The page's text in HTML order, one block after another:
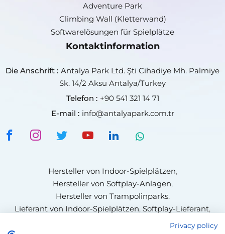
Adventure Park
Climbing Wall (Kletterwand)
Softwarelösungen für Spielplätze
Kontaktinformation
Die Anschrift : Antalya Park Ltd. Şti Cihadiye Mh. Palmiye
Sk. 14/2 Aksu Antalya/Turkey
Telefon : +90 541 321 14 71
E-mail : info@antalyapark.com.tr
Hersteller von Indoor-Spielplätzen,
Hersteller von Softplay-Anlagen,
Hersteller von Trampolinparks,
Lieferant von Indoor-Spielplätzen, Softplay-Lieferant,
Trampolinpark-Lieferant
Privacy policy